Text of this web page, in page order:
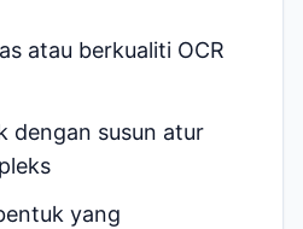
atau berkualiti OCR
dengan susun atur
yang